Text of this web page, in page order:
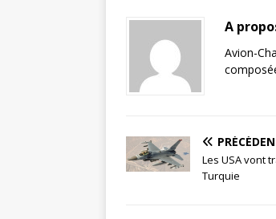
A
Avion-
Les USA vont
Turquie